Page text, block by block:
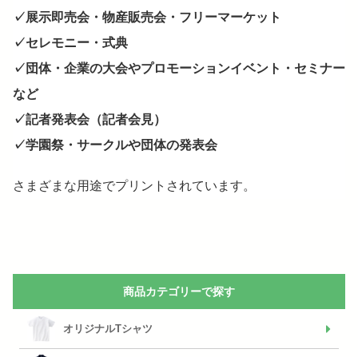
✓展示即売会・物産販売会・フリーマーケット
✓セレモニー・式典
✓団体・企業の大会やプロモーションイベント・セミナー
など
✓記者発表会（記者会見）
✓学園祭・サークルや団体の発表会
さまざまな用途でプリントされています。
商品カテゴリーで探す
オリジナルTシャツ